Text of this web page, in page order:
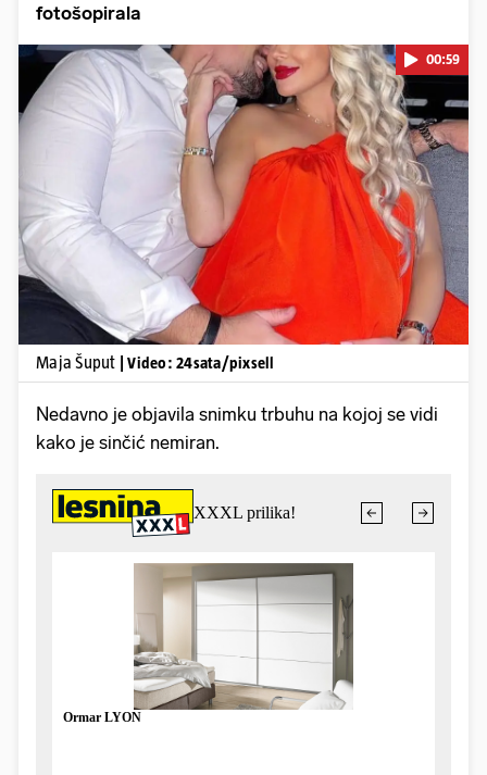
fotošopirala
Pokretanje videa...
00:59
Maja Šuput | Video: 24sata/pixsell
Nedavno je objavila snimku trbuhu na kojoj se vidi
kako je sinčić nemiran.